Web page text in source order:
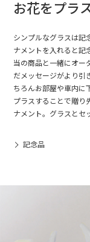
お花をプラ
シンプルなグラスは記
ナメントを入れると記
当の商品と一緒にオー
だメッセージがより引
ちろんお部屋や車内に
プラスすることで贈り
ナメント。グラスとセ
記念品